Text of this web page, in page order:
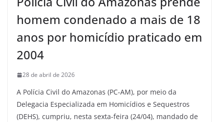
homem condenado a mais de 18
anos por homicídio praticado em
2004
28 de abril de 2026
A Polícia Civil do Amazonas (PC-AM), por meio da
Delegacia Especializada em Homicídios e Sequestros
(DEHS), cumpriu, nesta sexta-feira (24/04), mandado de